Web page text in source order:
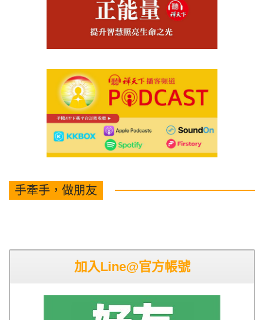
手牽手，做朋友
加入Line@官方帳號